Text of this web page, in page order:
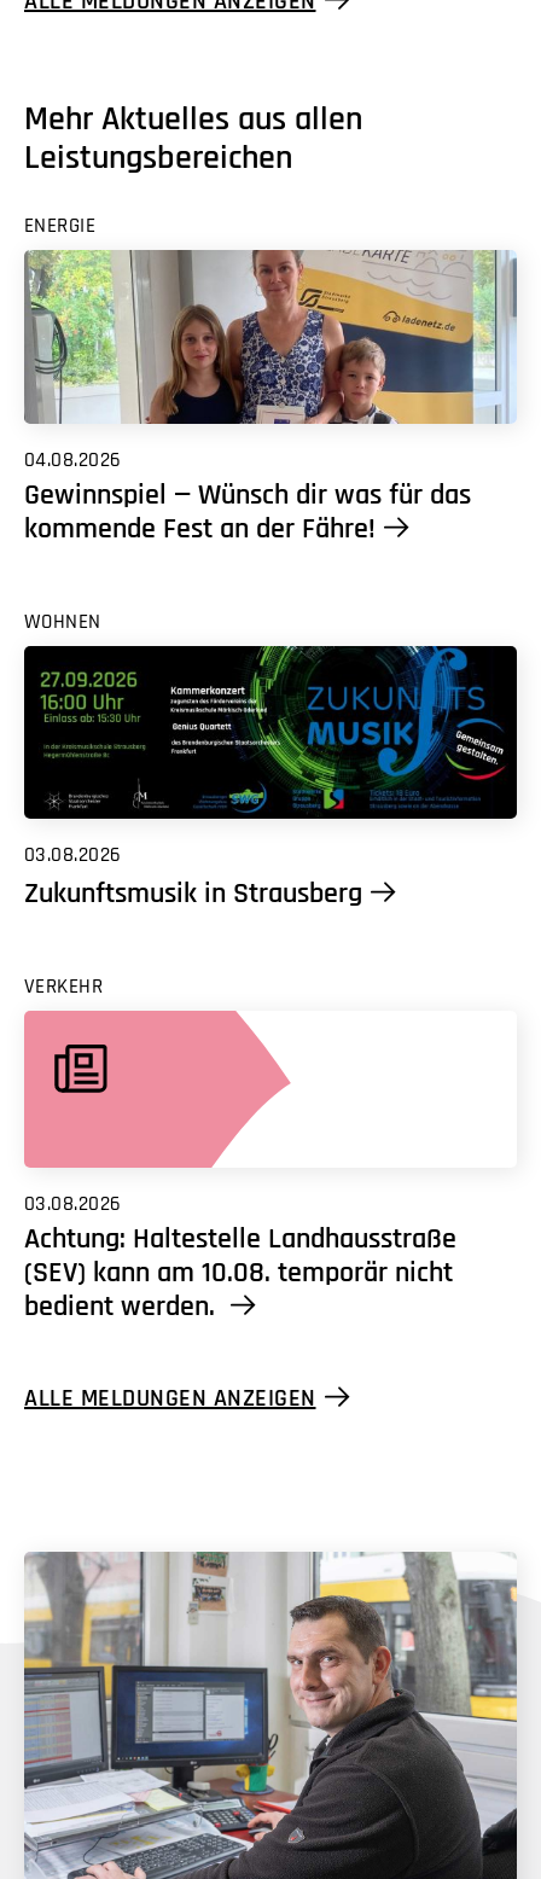
Mehr Aktuelles aus allen
Leistungsbereichen
ENERGIE
04.08.2026
Gewinnspiel — Wünsch dir was für das
kommende Fest an der Fähre!
WOHNEN
03.08.2026
Zukunftsmusik in Strausberg
VERKEHR
03.08.2026
Achtung: Haltestelle Landhausstraße
(SEV) kann am 10.08. temporär nicht
bedient werden.
ALLE MELDUNGEN ANZEIGEN